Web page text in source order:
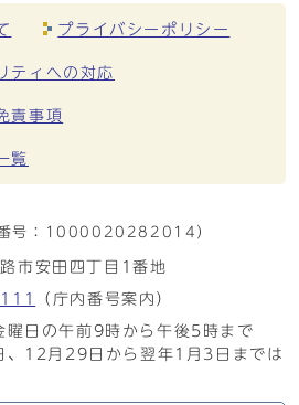
プライバシーポリシー
ティへの対応
責事項
覧
号： 1000020282014）
市安田四丁目1番地
（庁内番号案内）
曜日の午前9時から午後5時まで
、12月29日から翌年1月3日までは